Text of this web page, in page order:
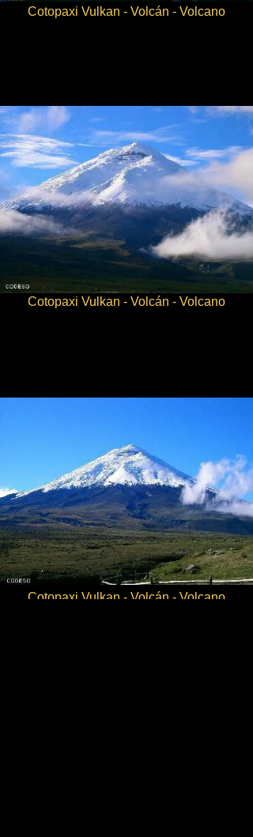
Cotopaxi Vulkan - Volcán - Volcano
Cotopaxi Vulkan - Volcán - Volcano
Cotopaxi Vulkan - Volcán - Volcano